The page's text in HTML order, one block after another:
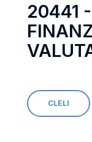
20441
CLELI